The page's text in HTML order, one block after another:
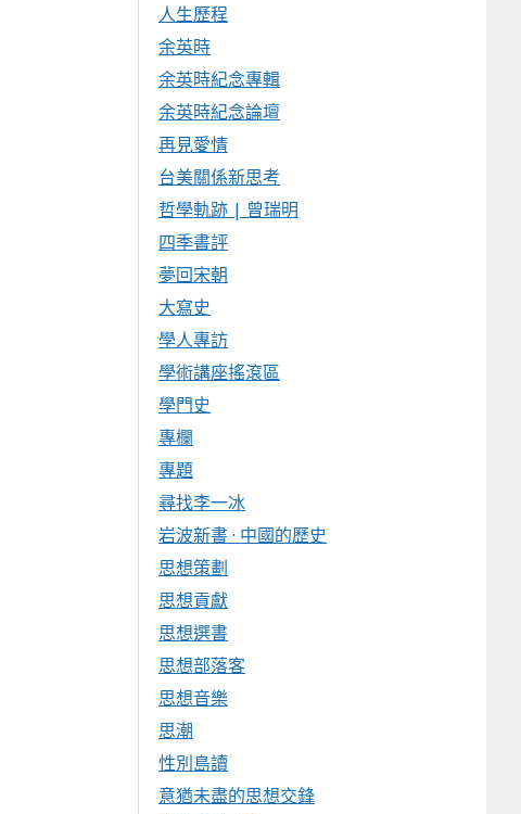
人生歷程
余英時
余英時紀念專輯
余英時紀念論壇
再見愛情
台美關係新思考
哲學軌跡 | 曾瑞明
四季書評
夢回宋朝
大寫史
學人專訪
學術講座搖滾區
學門史
專欄
專題
尋找李一冰
岩波新書 · 中國的歷史
思想策劃
思想貢獻
思想選書
思想部落客
思想音樂
思潮
性別島讀
意猶未盡的思想交鋒